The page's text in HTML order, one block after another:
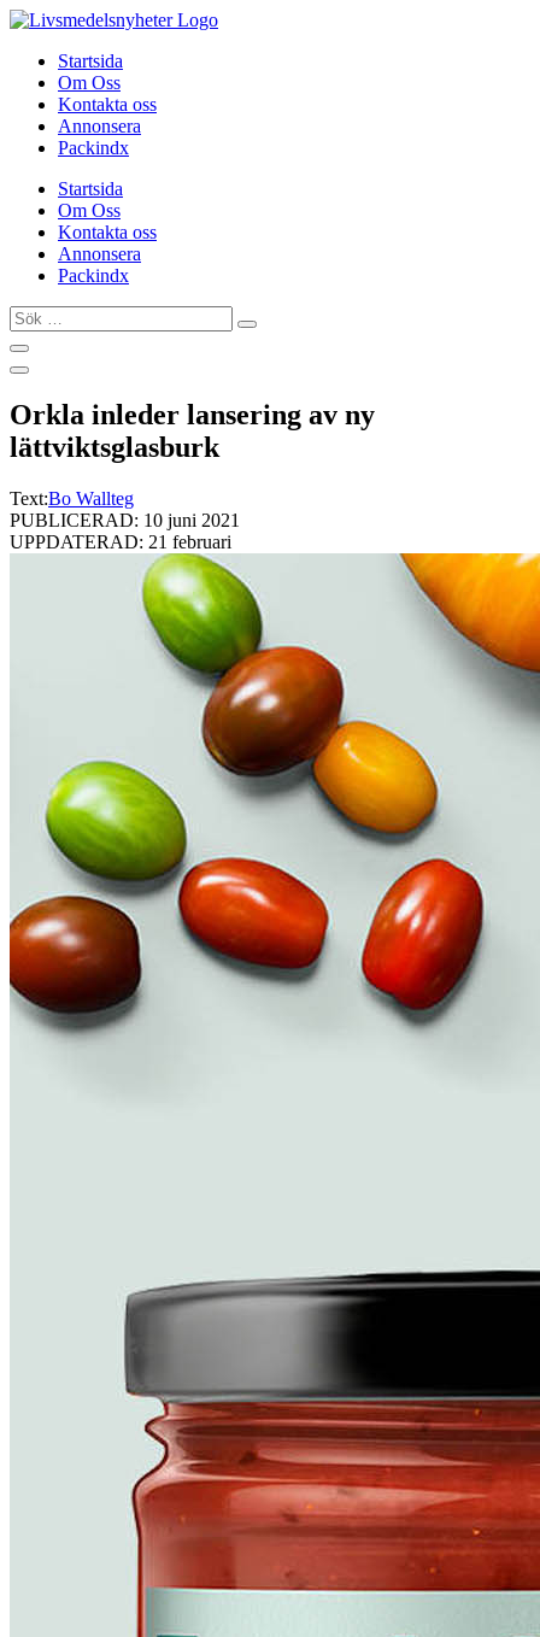
Hoppa
innehållStartsida
Om Oss
Kontakta oss
Annonsera
Packindx
Startsida
Om Oss
Kontakta oss
Annonsera
Packindx
Sök
…
Orkla inleder lansering av ny
lättviktsglasburk
Text:Bo Wallteg
PUBLICERAD: 10 juni 2021
UPPDATERAD: 21 februari